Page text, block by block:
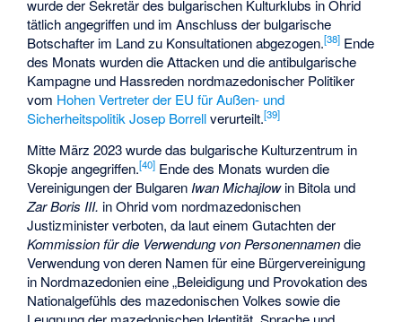
wurde der Sekretär des bulgarischen Kulturklubs in Ohrid
tätlich angegriffen und im Anschluss der bulgarische
Botschafter im Land zu Konsultationen abgezogen.[38] Ende
des Monats wurden die Attacken und die antibulgarische
Kampagne und Hassreden nordmazedonischer Politiker
vom Hohen Vertreter der EU für Außen- und
Sicherheitspolitik Josep Borrellverurteilt.[39]
Mitte März 2023 wurde das bulgarische Kulturzentrum in
Skopje angegriffen.[40] Ende des Monats wurden die
Vereinigungen der Bulgaren Iwan Michajlowin Bitola und
Zar Boris III. in Ohrid vom nordmazedonischen
Justizminister verboten, da laut einem Gutachten der
Kommission für die Verwendung von Personennamendie
Verwendung von deren Namen für eine Bürgervereinigung
in Nordmazedonien eine „Beleidigung und Provokation des
Nationalgefühls des mazedonischen Volkes sowie die